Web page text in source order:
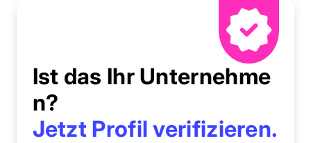
Ist das Ihr Unternehme
n?
Jetzt Profil verifizieren.